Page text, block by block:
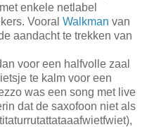
enkele netlabel
Vooral Walkman van
aandacht te trekken van
voor een halfvolle zaal
te kalm voor een
was een song met live
dat de saxofoon niet als